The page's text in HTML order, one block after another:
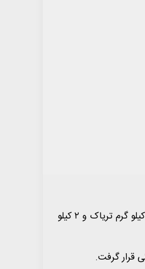
به گزارش به گزارش پایگاه خبری گیلان ۷۲۴، سرهنگ حسین عاشوری گفت: بازرسی از دکه‌ای در فومن ۱۲ کیلو گرم تریاک و ۲ کیلو